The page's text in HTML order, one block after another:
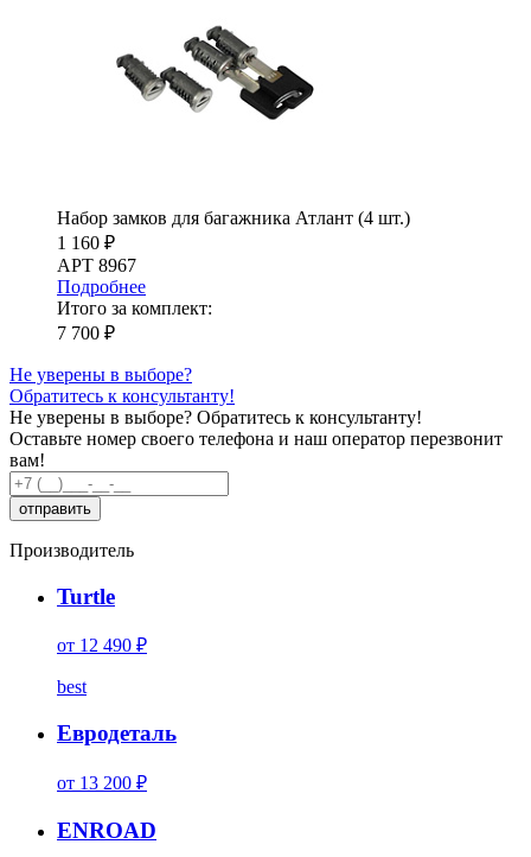
Набор замков для багажника Атлант (4 шт.)
1 160 ₽
АРТ 8967
Подробнее
Итого за комплект:
7 700 ₽
Не уверены в выборе?
Обратитесь к консультанту!
Не уверены в выборе? Обратитесь к консультанту!
Оставьте номер своего телефона и наш оператор перезвонит
вам!
Производитель
Turtle
от 12 490 ₽
best
Евродеталь
от 13 200 ₽
ENROAD